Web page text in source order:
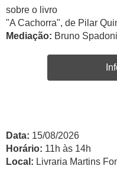
sobre o livro
"A Cachorra", de Pilar
Mediação: Bruno
Data: 15/08/2026
Horário: 11h às 14h
Local: Livraria Martins